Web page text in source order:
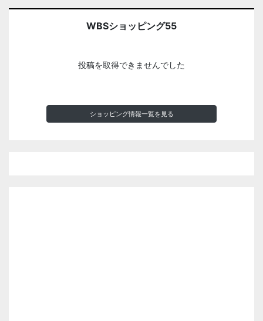
WBSショッピング55
投稿を取得できませんでした
ショッピング情報一覧を見る